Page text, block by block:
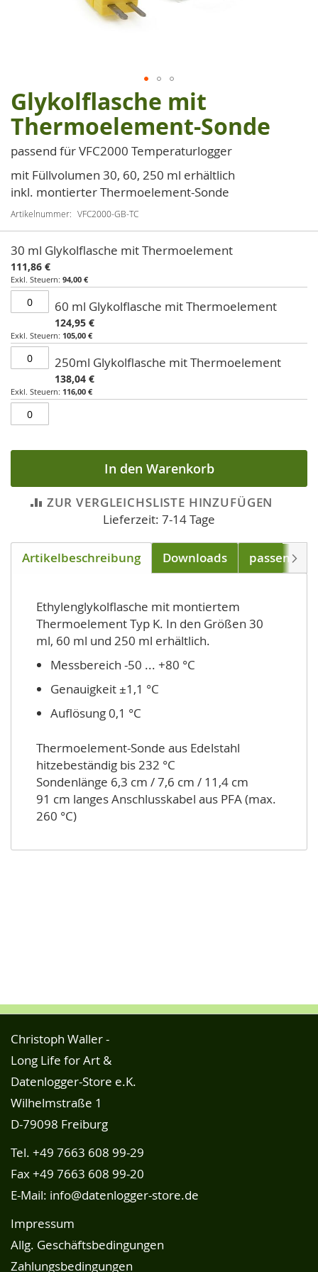
Zum
Anfang
der
Bildgalerie
Glykolflasche mit
Thermoelement-Sonde
passend für VFC2000 Temperaturlogger
mit Füllvolumen 30, 60, 250 ml erhältlich
inkl. montierter Thermoelement-Sonde
Artikelnummer VFC2000-GB-TC
für
gruppiertes
Produkt
30 ml Glykolflasche mit Thermoelement
111,86 €
94,00 €
60 ml Glykolflasche mit Thermoelement
124,95 €
105,00 €
250ml Glykolflasche mit Thermoelement
138,04 €
116,00 €
In den Warenkorb
ZUR VERGLEICHSLISTE HINZUFÜGEN
Lieferzeit: 7-14 Tage
Artikelbeschreibung Downloads passend für
Ethylenglykolflasche mit montiertem
Thermoelement Typ K. In den Größen 30
ml, 60 ml und 250 ml erhältlich.
Messbereich -50 ... +80 °C
Genauigkeit ±1,1 °C
Auflösung 0,1 °C
Thermoelement-Sonde aus Edelstahl
hitzebeständig bis 232 °C
Sondenlänge 6,3 cm / 7,6 cm / 11,4 cm
91 cm langes Anschlusskabel aus PFA (max.
260 °C)
Christoph Waller -
Long Life for Art &
Datenlogger-Store e.K.
Wilhelmstraße 1
D-79098 Freiburg
Tel. +49 7663 608 99-29
Fax +49 7663 608 99-20
E-Mail: info@datenlogger-store.de
Impressum
Allg. Geschäftsbedingungen
Zahlungsbedingungen